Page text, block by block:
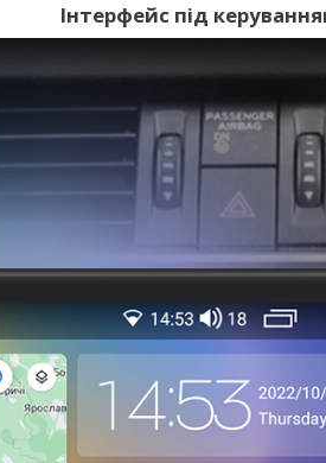
Інтерфейс під